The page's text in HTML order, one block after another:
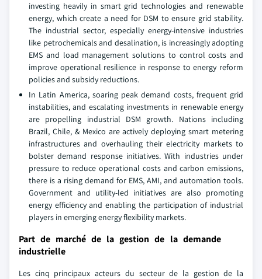
investing heavily in smart grid technologies and renewable
energy, which create a need for DSM to ensure grid stability.
The industrial sector, especially energy-intensive industries
like petrochemicals and desalination, is increasingly adopting
EMS and load management solutions to control costs and
improve operational resilience in response to energy reform
policies and subsidy reductions.
In Latin America, soaring peak demand costs, frequent grid
instabilities, and escalating investments in renewable energy
are propelling industrial DSM growth. Nations including
Brazil, Chile, & Mexico are actively deploying smart metering
infrastructures and overhauling their electricity markets to
bolster demand response initiatives. With industries under
pressure to reduce operational costs and carbon emissions,
there is a rising demand for EMS, AMI, and automation tools.
Government and utility-led initiatives are also promoting
energy efficiency and enabling the participation of industrial
players in emerging energy flexibility markets.
Part de marché de la gestion de la demande
industrielle
Les cinq principaux acteurs du secteur de la gestion de la